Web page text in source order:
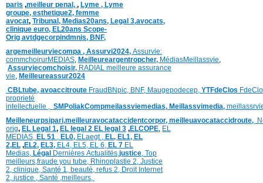
paris ,meilleur penal, , Lyme , Lyme
groupe, esthetique2, femme
avocat, Tribunal, Medias20ans, Legal 3,avocats,
clinique euro, EL20ans Scope-
Orig avtdgecorpindmnis, BNF,
argemeilleurviecompa , Assurvi2024, Assurvie:
commchoirurMEDIAS, Meilleureargentropcher, MédiasMeillassvie,
Assurviecomchoisir, RADIAL meilleure assurance
vie, Meilleureassur2024
CBLtube, avoaccitroute FraudBNpic, BNF, Maugepodecep, YTFdeClos
proprieté
intellectuelle , SMPoliakCompmeilassviemedias, Meillassvimedia,
Meilleneurpsipari,meilleuravocataccidentcorpor, meilleuavocataccidroute,
orig, EL Legal 1, EL legal 2 EL legal 3 ,ELCOPE, EL
MEDIAS, EL 51 , EL0, ELaegt , EL, EL1, EL
2,EL ,EL2, EL3, EL4, EL5, EL 6, EL 7 EL
Medias, Légal Dernières Actualités,justice, Top
meilleurs,fraude you tube, Rhinoplastie 2, Justice
2, clinique, Santé 1, beauté, refus 2, Droit Internet
2, justice , Santé ,meilleurs,